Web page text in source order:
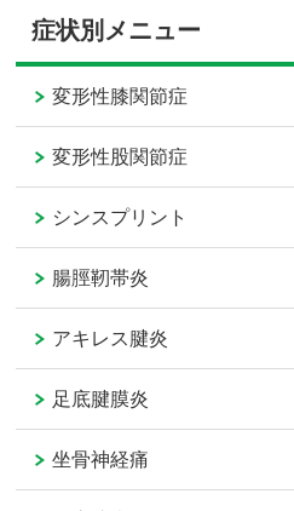
症状別メニュー
変形性膝関節症
変形性股関節症
シンスプリント
腸脛靭帯炎
アキレス腱炎
足底腱膜炎
坐骨神経痛